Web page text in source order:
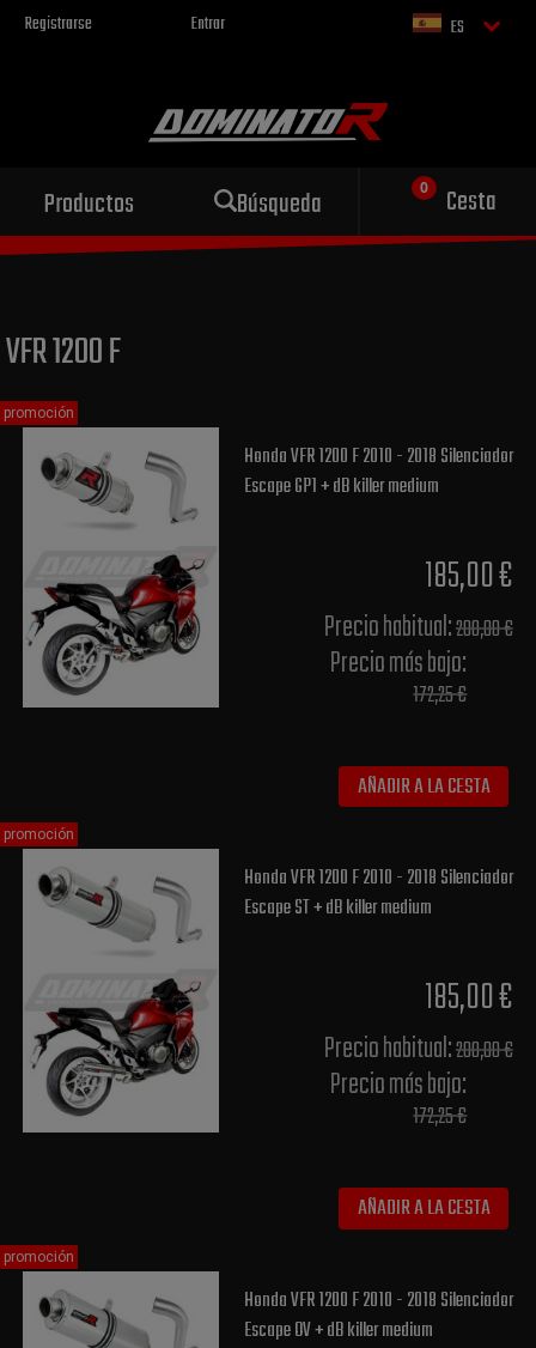
Registrarse Entrar ES
Productos Búsqueda Cesta
Escape deportivo
para tu motocicleta
VFR 1200 F
Honda VFR 1200 F 2010 - 2018 Silenciador
Escape GP1 + dB killer medium
185,00 €
Precio habitual​:200,00 €
Precio más bajo​:
172,25 €
AÑADIR A LA CESTA
promoción
Honda VFR 1200 F 2010 - 2018 Silenciador
Escape ST + dB killer medium
185,00 €
Precio habitual​:200,00 €
Precio más bajo​:
172,25 €
AÑADIR A LA CESTA
promoción
Honda VFR 1200 F 2010 - 2018 Silenciador
Escape OV + dB killer medium
promoción